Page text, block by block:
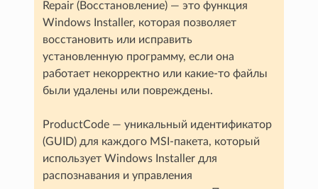
Repair (Восстановление) — это функция
Windows Installer, которая позволяет
восстановить или исправить
установленную программу, если она
работает некорректно или какие-то файлы
были удалены или повреждены.
ProductCode — уникальный идентификатор
(GUID) для каждого MSI-пакета, который
использует Windows Installer для
распознавания и управления